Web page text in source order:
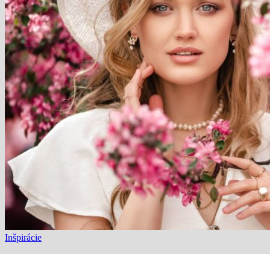
Inšpirácie